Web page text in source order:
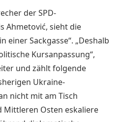
der SPD-
Ahmetović, sieht die
einer Sackgasse“. „Deshalb
Kursanpassung“,
und zählt folgende
Ukraine-
nicht mit am Tisch
Mittleren Osten eskaliere